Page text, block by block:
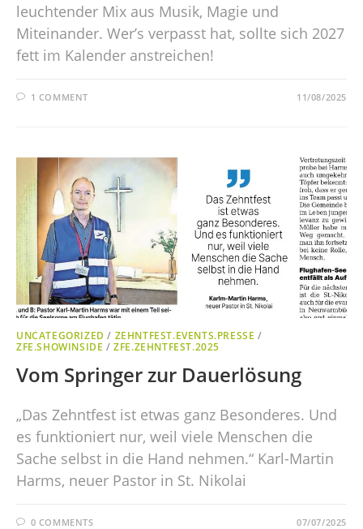
leuchtender Mix aus Musik, Magie und
Miteinander. Wer’s verpasst hat, sollte sich 2027
fett im Kalender anstreichen!
1 COMMENT 11/08/2025
UNCATEGORIZED / ZEHNTFEST.EVENTS.PRESSE /
ZFE.SHOWINSIDE /ZFE.ZEHNTFEST.2025
Vom Springer zur Dauerlösung
„Das Zehntfest ist etwas ganz Besonderes. Und
es funktioniert nur, weil viele Menschen die
Sache selbst in die Hand nehmen.“ Karl-Martin
Harms, neuer Pastor in St. Nikolai
0 COMMENTS 07/07/2025